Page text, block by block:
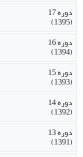
دوره 17
(1395)
دوره 16
(1394)
دوره 15
(1393)
دوره 14
(1392)
دوره 13
(1391)